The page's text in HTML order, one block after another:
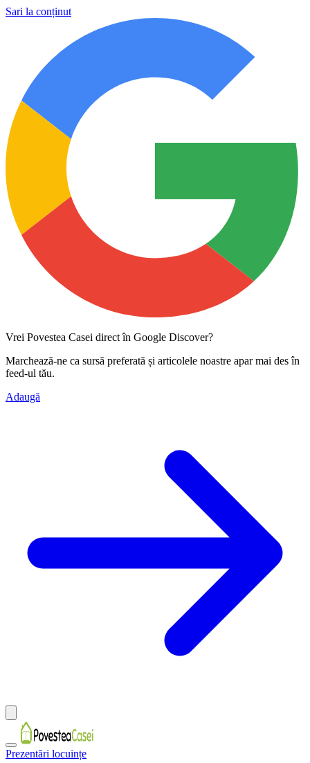
Sari la conținut
Vrei Povestea Casei direct în Google Discover?
Marchează-ne ca sursă preferată și articolele noastre apar mai des în
feed-ul tău.
Adaugă
Prezentări locuințe